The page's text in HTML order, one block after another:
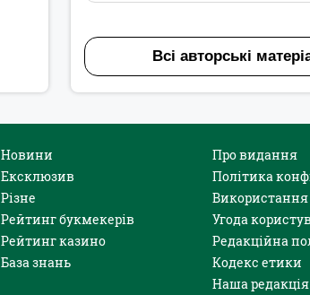
Всі авторські
Новини
Ексклюзив
Різне
Рейтинг букмекерів
Рейтинг казино
База знань
Про видання
Політика
Угода
Редакційна
Кодекс етики
Наша редакція